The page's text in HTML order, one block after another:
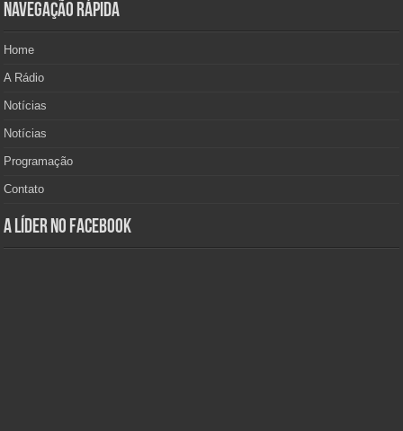
Navegação Rápida
Home
A Rádio
Notícias
Notícias
Programação
Contato
A Líder no Facebook